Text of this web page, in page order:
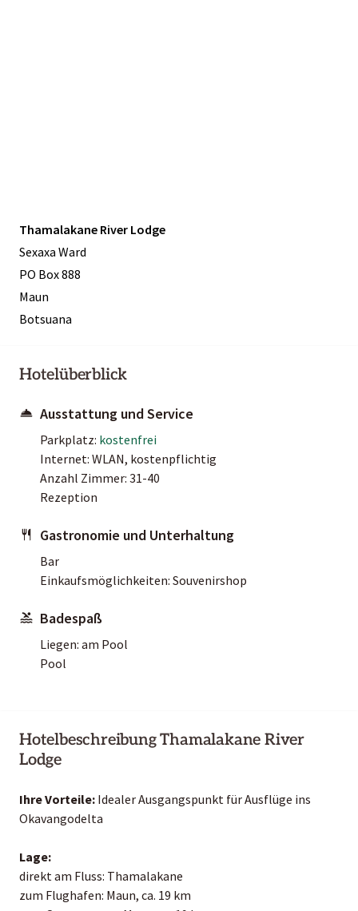
Thamalakane River Lodge
Sexaxa Ward
PO Box 888
Maun
Botsuana
Hotelüberblick
Ausstattung und Service
Parkplatz: kostenfrei
Internet: WLAN, kostenpflichtig
Anzahl Zimmer: 31-40
Rezeption
Gastronomie und Unterhaltung
Bar
Einkaufsmöglichkeiten: Souvenirshop
Badespaß
Liegen: am Pool
Pool
Hotelbeschreibung Thamalakane River
Lodge
Ihre Vorteile: Idealer Ausgangspunkt für Ausflüge ins
Okavangodelta
Lage:
direkt am Fluss: Thamalakane
zum Flughafen: Maun, ca. 19 km